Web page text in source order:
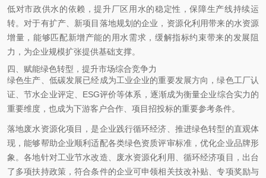
低对市政供水的依赖，提升厂区用水的稳定性，保障生产线持续运
转。对于有扩产、新项目落地规划的企业，资源化利用带来的水资源
增量，能够匹配新增产能的用水需求，缓解指标约束带来的发展阻
力，为企业规模扩张提供基础支撑。
四、赋能绿色转型，提升市场综合竞争力
绿色生产、低碳发展已经成为工业企业的重要发展方向，绿色工厂认
证、节水企业评定、ESG评价等体系，逐渐成为衡量企业综合实力的
重要维度，也成为下游客户合作、项目招投标的重要参考条件。
落地废水资源化项目，是企业践行循环经济、推进绿色转型的直观体
现，能够帮助企业顺利适配各类绿色资质评审标准，优化企业品牌形
象。各地针对工业节水改造、废水资源化利用、循环经济项目，出台
了多项扶持政策，符合条件的企业可申领相关技改补贴、专项奖励与